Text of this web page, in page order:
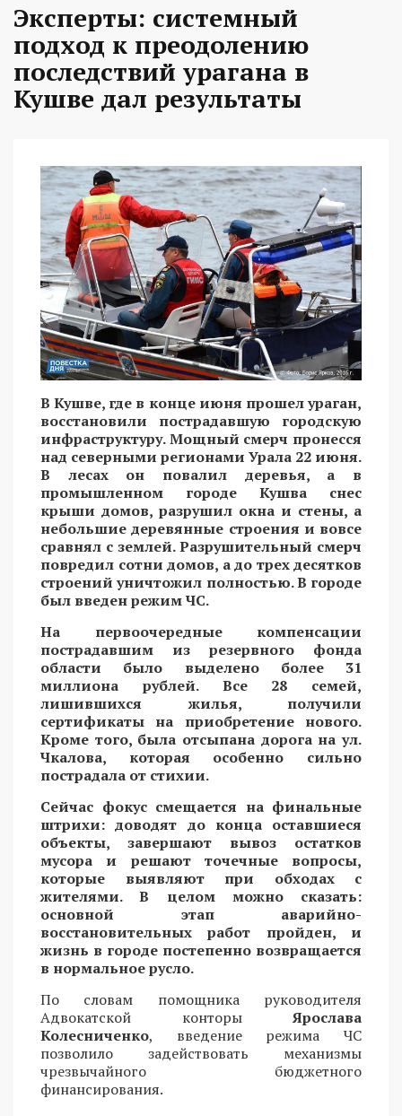
Эксперты: системный
подход к преодолению
последствий урагана в
Кушве дал результаты
В Кушве, где в конце июня прошел ураган,
восстановили пострадавшую городскую
инфраструктуру. Мощный смерч пронесся
над северными регионами Урала 22 июня.
В лесах он повалил деревья, а в
промышленном городе Кушва снес
крыши домов, разрушил окна и стены, а
небольшие деревянные строения и вовсе
сравнял с землей. Разрушительный смерч
повредил сотни домов, а до трех десятков
строений уничтожил полностью. В городе
был введен режим ЧС.
На первоочередные компенсации
пострадавшим из резервного фонда
области было выделено более 31
миллиона рублей. Все 28 семей,
лишившихся жилья, получили
сертификаты на приобретение нового.
Кроме того, была отсыпана дорога на ул.
Чкалова, которая особенно сильно
пострадала от стихии.
Сейчас фокус смещается на финальные
штрихи: доводят до конца оставшиеся
объекты, завершают вывоз остатков
мусора и решают точечные вопросы,
которые выявляют при обходах с
жителями. В целом можно сказать:
основной этап аварийно-
восстановительных работ пройден, и
жизнь в городе постепенно возвращается
в нормальное русло.
По словам помощника руководителя
Адвокатской конторыЯрослава
Колесниченко, введение режима ЧС
позволило задействовать механизмы
чрезвычайного бюджетного
финансирования.